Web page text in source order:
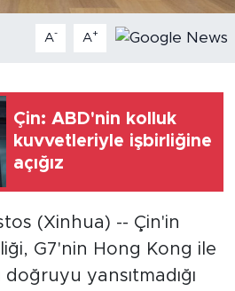
A- A+
Çin: ABD'nin kolluk
kuvvetleriyle işbirliğine
açığız
(Xinhua) -- Çin'in
G7'nin Hong Kong ile
doğruyu yansıtmadığı